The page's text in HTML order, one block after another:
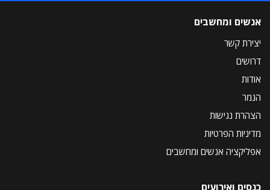
אנשים ומחשבים
יצירת קשר
דרושים
אודות
הנמר
הצהרת נגישות
מדיניות הפרטיות
אפליקציה אנשים ומחשבים
כנסים ואירועים